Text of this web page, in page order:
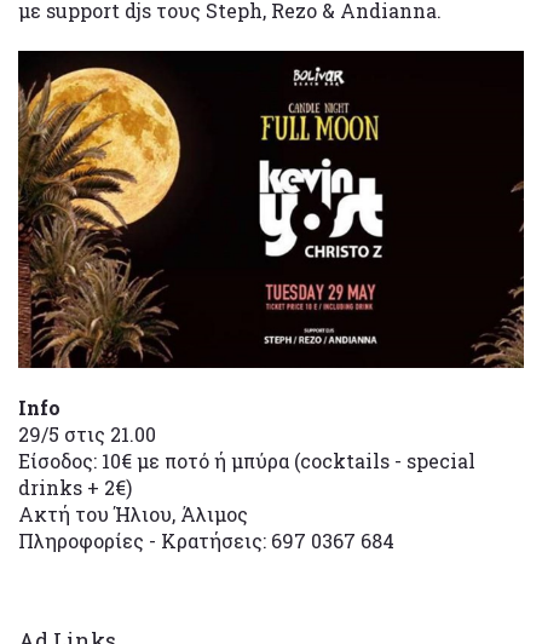
με support djs τους Steph, Rezo & Andianna.
Info
29/5 στις 21.00
Είσοδος: 10€ με ποτό ή μπύρα (cocktails - special
drinks + 2€)
Ακτή του Ήλιου, Άλιμος
Πληροφορίες - Κρατήσεις: 697 0367 684